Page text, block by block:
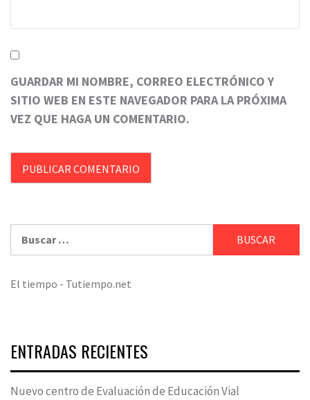
GUARDAR MI NOMBRE, CORREO ELECTRÓNICO Y
SITIO WEB EN ESTE NAVEGADOR PARA LA PRÓXIMA
VEZ QUE HAGA UN COMENTARIO.
El tiempo - Tutiempo.net
ENTRADAS RECIENTES
Nuevo centro de Evaluación de Educación Vial